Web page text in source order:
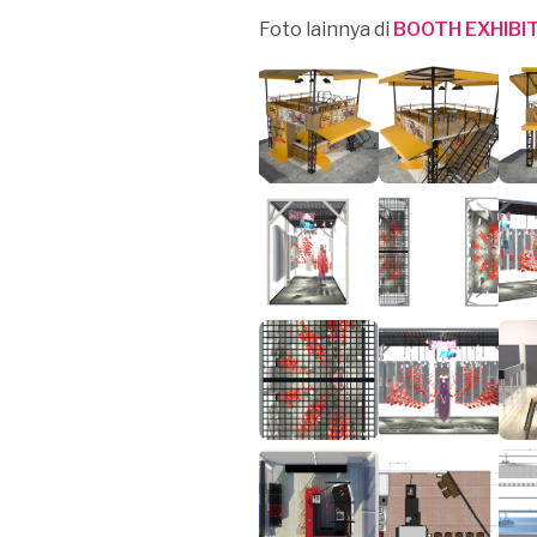
Foto lainnya di BOOTH